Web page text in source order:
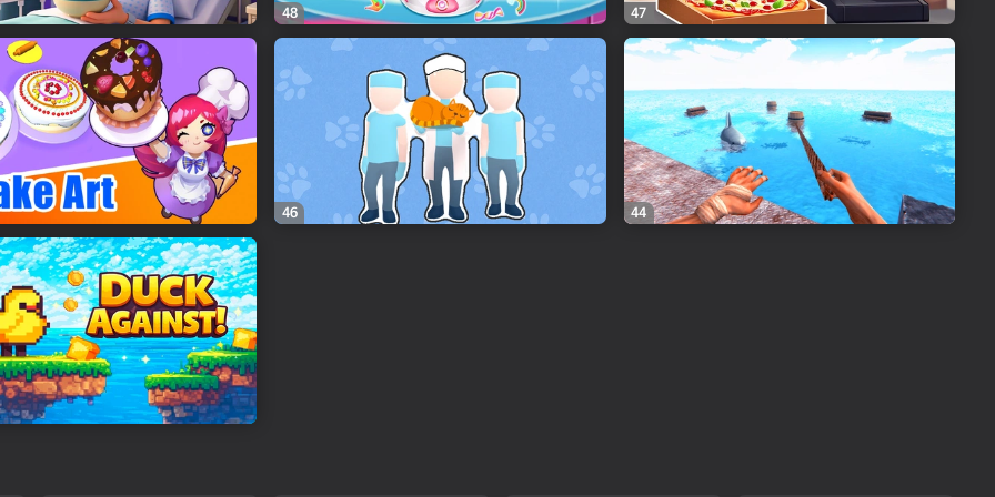
48 47
46 44